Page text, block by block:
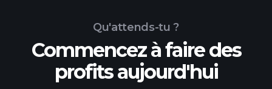
Qu'attends-tu ?
Commencez à faire des
profits aujourd'hui